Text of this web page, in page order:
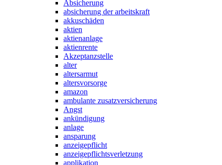
Absicherung
absicherung der arbeitskraft
akkuschäden
aktien
aktienanlage
aktienrente
Akzeptanzstelle
alter
altersarmut
altersvorsorge
amazon
ambulante zusatzversicherung
Angst
ankündigung
anlage
ansparung
anzeigepflicht
anzeigepflichtsverletzung
applikation